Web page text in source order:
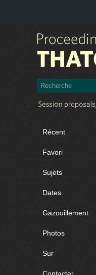
Récent
Favori
Sujets
Dates
Gazouillement
Photos
Sur